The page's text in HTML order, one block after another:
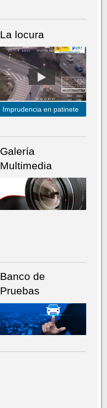
La locura
Imprudencia en patinete
Galería
Multimedia
Banco de
Pruebas